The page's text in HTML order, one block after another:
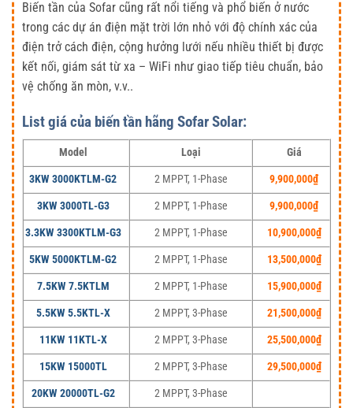
Biến tần của Sofar cũng rất nổi tiếng và phổ biến ở nước
trong các dự án điện mặt trời lớn nhỏ với độ chính xác của
điện trở cách điện, cộng hưởng lưới nếu nhiều thiết bị được
kết nối, giám sát từ xa – WiFi như giao tiếp tiêu chuẩn, bảo
vệ chống ăn mòn, v.v..
List giá của biến tần hãng Sofar Solar:
Model Loại
Giá
3KW 3000KTLM-G2
2 MPPT, 1-Phase 9,900,000₫
3KW 3000TL-G3
2 MPPT, 1-Phase 9,900,000₫
3.3KW 3300KTLM-G3
2 MPPT, 1-Phase 10,900,000₫
5KW 5000KTLM-G2
2 MPPT, 1-Phase 13,500,000₫
7.5KW 7.5KTLM
2 MPPT, 1-Phase 15,900,000₫
5.5KW 5.5KTL-X
2 MPPT, 3-Phase 21,500,000₫
11KW 11KTL-X
2 MPPT, 3-Phase 25,500,000₫
15KW 15000TL
2 MPPT, 3-Phase 29,500,000₫
20KW 20000TL-G2
2 MPPT, 3-Phase